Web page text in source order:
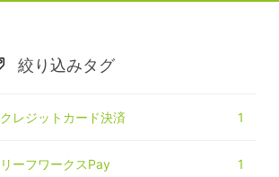
絞り込みタグ
クレジットカード決済 1
リーフワークスPay 1